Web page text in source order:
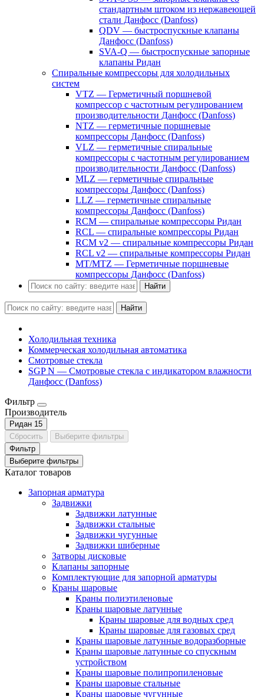
стандартным штоком из нержавеющей
стали Данфосс (Danfoss)
QDV — быстроспускные клапаны
Данфосс (Danfoss)
SVA-Q — быстроспускные запорные
клапаны Ридан
Спиральные компрессоры для холодильных
систем
VTZ — Герметичный поршневой
компрессор с частотным регулированием
производительности Данфосс (Danfoss)
NTZ — герметичные поршневые
компрессоры Данфосс (Danfoss)
VLZ — герметичные спиральные
компрессоры с частотным регулированием
производительности Данфосс (Danfoss)
MLZ — герметичные спиральные
компрессоры Данфосс (Danfoss)
LLZ — герметичные спиральные
компрессоры Данфосс (Danfoss)
RCM — спиральные компрессоры Ридан
RCL — спиральные компрессоры Ридан
RCM v2 — спиральные компрессоры Ридан
RCL v2 — спиральные компрессоры Ридан
MT/MTZ — Герметичные поршневые
компрессоры Данфосс (Danfoss)
Найти
Найти
Холодильная техника
Коммерческая холодильная автоматика
Смотровые стекла
SGP N — Смотровые стекла с индикатором влажности
Данфосс (Danfoss)
Фильтр
Производитель
Ридан 15
Сбросить
Выберите фильтры
Фильтр
Выберите фильтры
Каталог товаров
Запорная арматура
Задвижки
Задвижки латунные
Задвижки стальные
Задвижки чугунные
Задвижки шиберные
Затворы дисковые
Клапаны запорные
Комплектующие для запорной арматуры
Краны шаровые
Краны полиэтиленовые
Краны шаровые латунные
Краны шаровые для водных сред
Краны шаровые для газовых сред
Краны шаровые латунные водоразборные
Краны шаровые латунные со спускным
устройством
Краны шаровые полипропиленовые
Краны шаровые стальные
Краны шаровые чугунные